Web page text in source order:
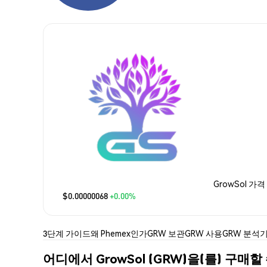
GrowSol 가격
$0.00000068+0.00%
3단계 가이드왜 Phemex인가GRW 보관GRW 사용GRW 분석
어디에서 GrowSol (GRW)을(를) 구매할